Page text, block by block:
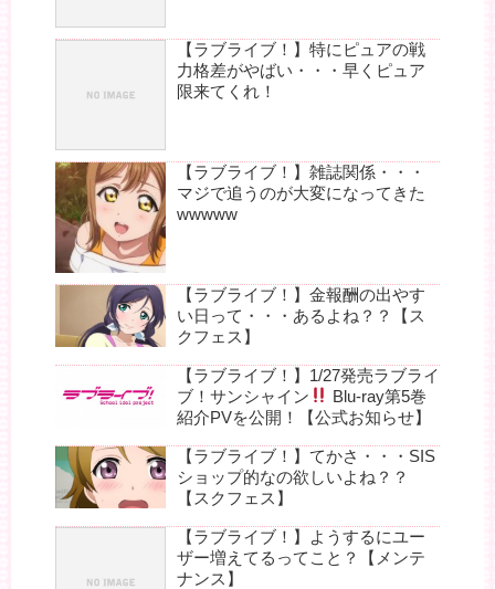
【ラブライブ！】特にピュアの戦
力格差がやばい・・・早くピュア
限来てくれ！
【ラブライブ！】雑誌関係・・・
マジで追うのが大変になってきた
wwwww
【ラブライブ！】金報酬の出やす
い日って・・・あるよね？？【ス
クフェス】
【ラブライブ！】1/27発売ラブライ
ブ！サンシャイン
Blu-ray第5巻
紹介PVを公開！【公式お知らせ】
【ラブライブ！】てかさ・・・SIS
ショップ的なの欲しいよね？？
【スクフェス】
【ラブライブ！】ようするにユー
ザー増えてるってこと？【メンテ
ナンス】